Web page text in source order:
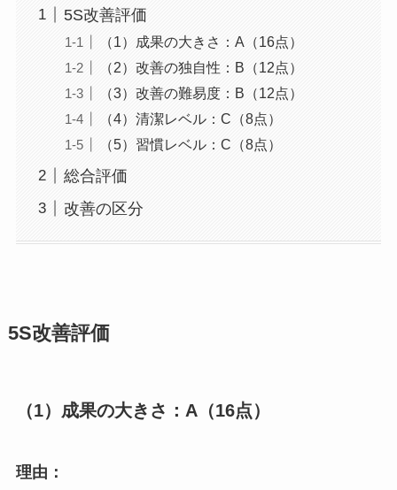
5S改善評価
（1）成果の大きさ：A（16点）
（2）改善の独自性：B（12点）
（3）改善の難易度：B（12点）
（4）清潔レベル：C（8点）
（5）習慣レベル：C（8点）
総合評価
改善の区分
5S改善評価
（1）成果の大きさ： A（16点）
理由：